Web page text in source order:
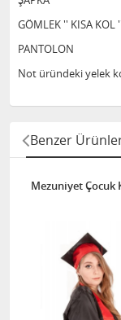
GÖMLEK '' KISA KOL ''
PANTOLON
Not üründeki yelek
Benzer
Mezuniyet Çocuk